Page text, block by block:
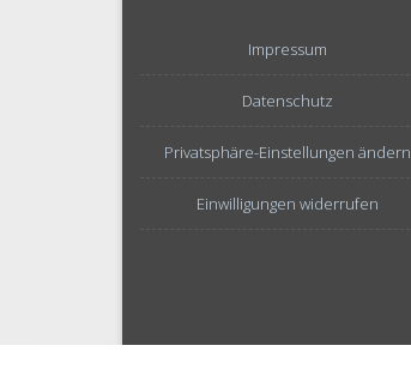
Impressum
Datenschutz
Privatsphäre-Einstellungen ändern
Einwilligungen widerrufen